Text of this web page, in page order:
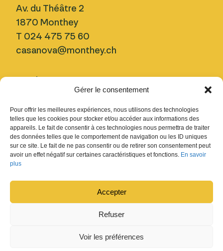
Gérer le consentement
Pour offrir les meilleures expériences, nous utilisons des technologies
telles que les cookies pour stocker et/ou accéder aux informations des
appareils. Le fait de consentir à ces technologies nous permettra de traiter
des données telles que le comportement de navigation ou les ID uniques
sur ce site. Le fait de ne pas consentir ou de retirer son consentement peut
avoir un effet négatif sur certaines caractéristiques et fonctions. En savoir
plus
Accepter
Refuser
Voir les préférences
Av. du Théâtre 2
1870 Monthey
T 024 475 75 60
casanova@monthey.ch
Horaires
samedi
9h00 – 17h00 (médiathèque) 9h00
- 13h (tourisme et billetterie)
Pratique
Nous trouver
Inscription Newsletter